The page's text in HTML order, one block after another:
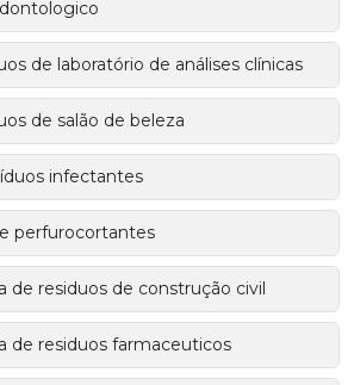
de laboratório de análises clínicas
de salão de beleza
infectantes
perfurocortantes
de residuos de construção civil
de residuos farmaceuticos